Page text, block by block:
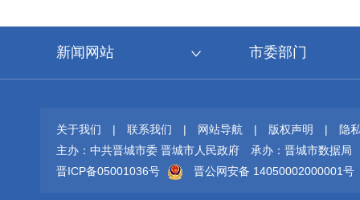
新闻网站 市委部门
关于我们 | 联系我们 | 网站导航 | 版权声明 |
隐
主办：中共晋城市委 晋城市人民政府
承办：晋城市数据局
晋ICP备05001036号
晋公网安备 14050002000001号